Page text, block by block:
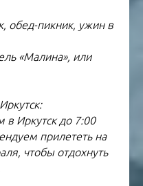
обед-пикник, ужин в
«Малина», или
в Иркутск до 7:00
прилететь на
чтобы отдохнуть